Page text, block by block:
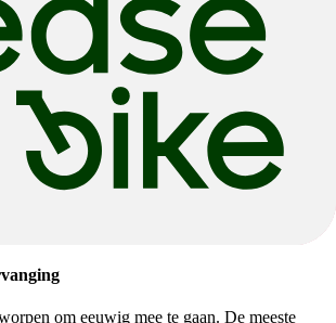
heeft, haal deze er dan uit en was het volgens
fabrikant. Een schone helm ziet er niet alleen
ook beter.
belangrijk als schoonmaken. Berg je helm op
uit de buurt van direct zonlicht. Warmte kan
en de veiligheidsfuncties in gevaar
een helmtas kan ook helpen om hem te
om eeuwig mee te gaan. De meeste